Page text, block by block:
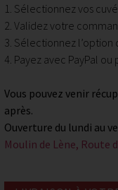
1. Sélectionnez vos
2. Validez votre
3. Sélectionnez l’option
4. Payez avec PayPal
Vous pouvez venir
après.
Ouverture du lundi au
Moulin de Lène, Route